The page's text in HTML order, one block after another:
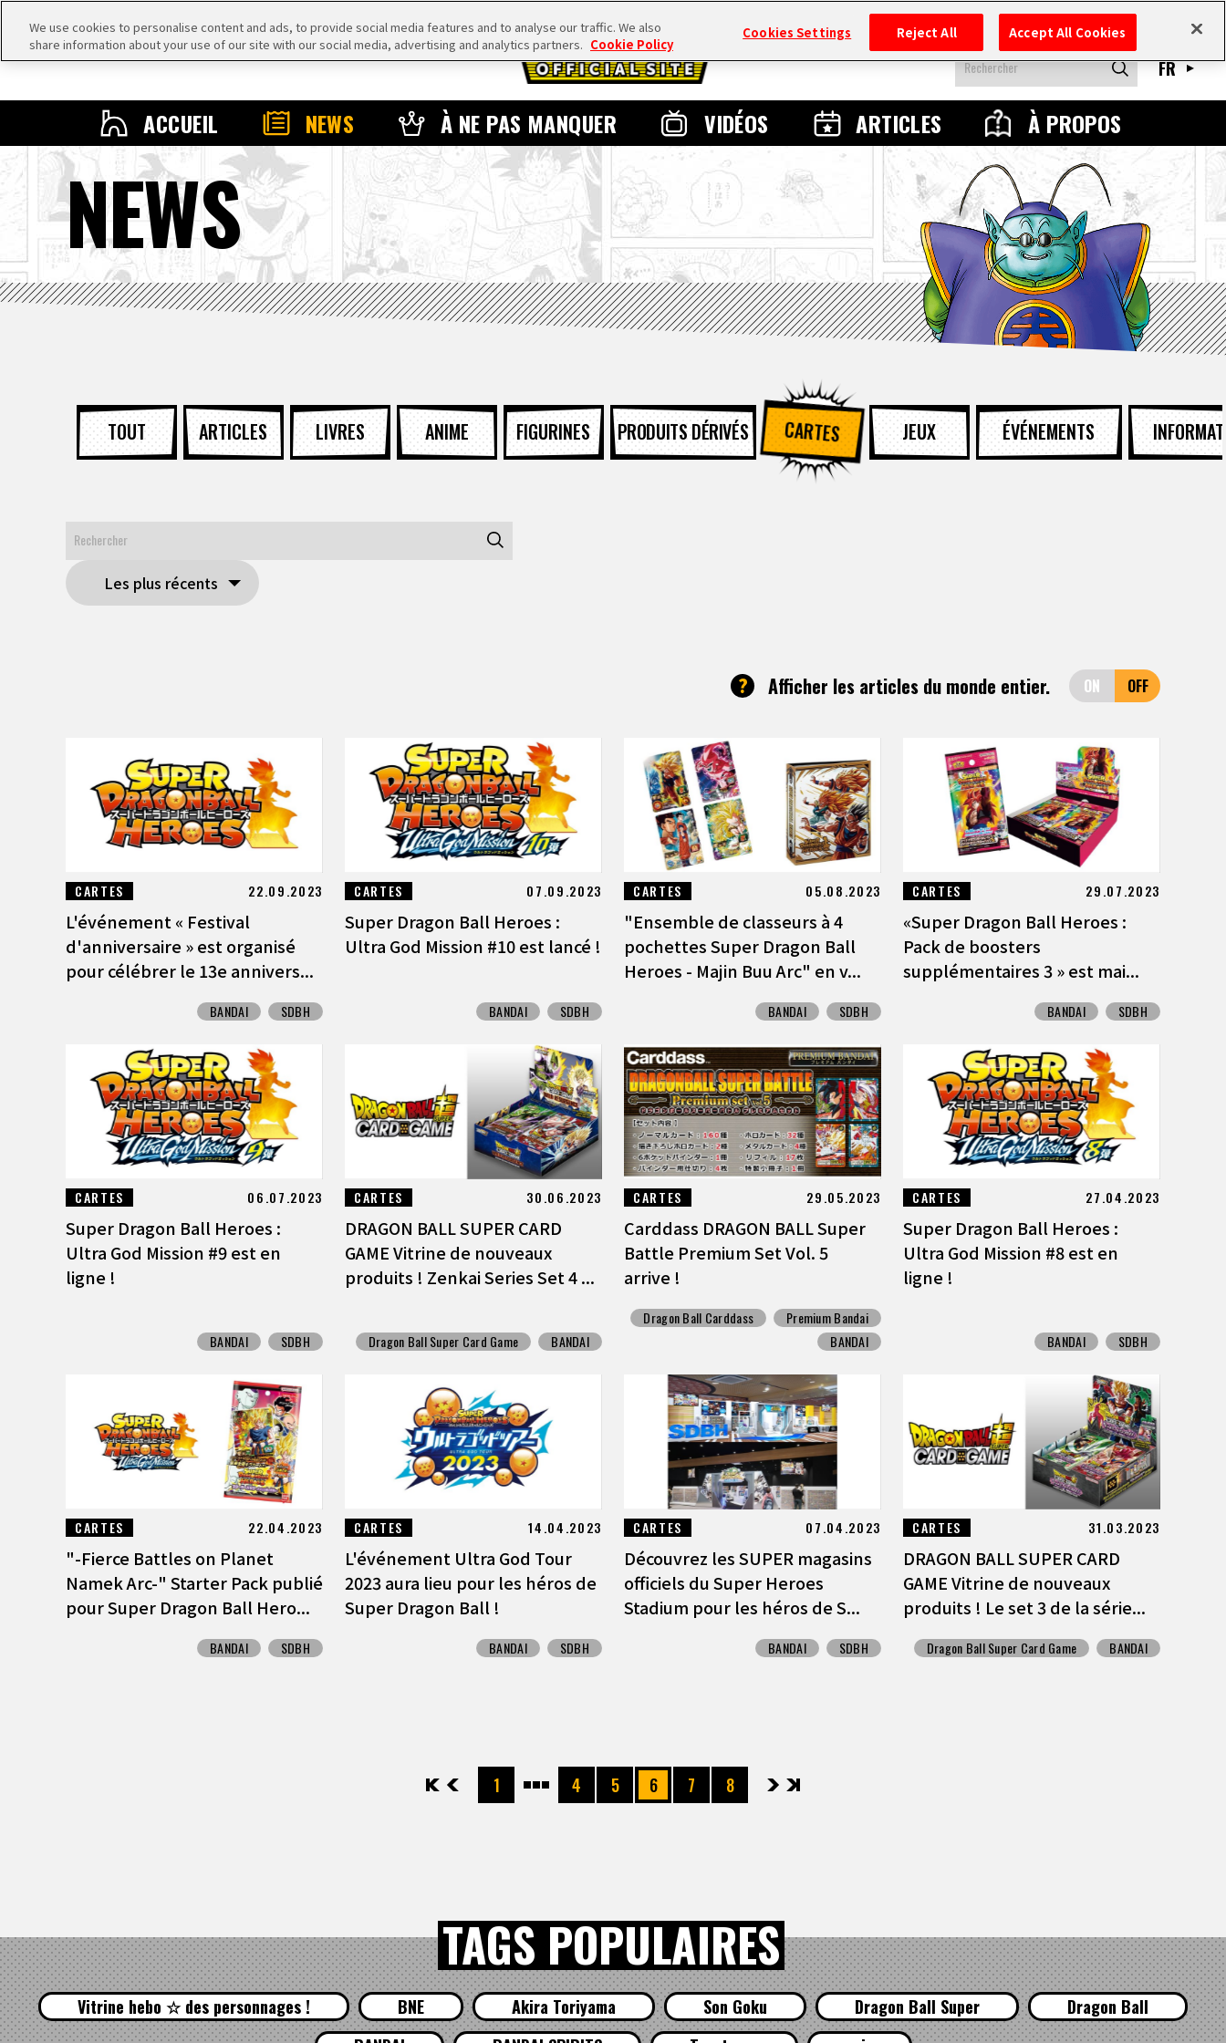
ACCUEIL NEWS À NE PAS MANQUER VIDÉOS ARTICLES À PROPOS
FR
NEWS
TOUT ARTICLES LIVRES ANIME FIGURINES PRODUITS DÉRIVÉS CARTES JEUX ÉVÉNEMENTS
Les plus récents
? Afficher les articles du monde entier.
CARTES 22.09.2023
L'événement « Festival
d'anniversaire » est organisé
pour célébrer le 13e annivers...
BANDAI SDBH
CARTES 07.09.2023
Super Dragon Ball Heroes :
Ultra God Mission #10 est lancé !
BANDAI SDBH
CARTES 05.08.2023
"Ensemble de classeurs à 4
pochettes Super Dragon Ball
Heroes - Majin Buu Arc" en v...
BANDAI SDBH
CARTES 29.07.2023
«Super Dragon Ball Heroes :
Pack de boosters
supplémentaires 3 » est mai...
BANDAI SDBH
CARTES 06.07.2023
Super Dragon Ball Heroes :
Ultra God Mission #9 est en
ligne !
BANDAI SDBH
CARTES 30.06.2023
DRAGON BALL SUPER CARD
GAME Vitrine de nouveaux
produits ! Zenkai Series Set 4 ...
Dragon Ball Super Card Game BANDAI
CARTES 29.05.2023
Carddass DRAGON BALL Super
Battle Premium Set Vol. 5
arrive !
Dragon Ball Carddass
Premium Bandai
BANDAI
CARTES 27.04.2023
Super Dragon Ball Heroes :
Ultra God Mission #8 est en
ligne !
BANDAI SDBH
CARTES 22.04.2023
"-Fierce Battles on Planet
Namek Arc-" Starter Pack publié
pour Super Dragon Ball Hero...
BANDAI SDBH
CARTES 14.04.2023
L'événement Ultra God Tour
2023 aura lieu pour les héros de
Super Dragon Ball !
BANDAI SDBH
CARTES 07.04.2023
Découvrez les SUPER magasins
officiels du Super Heroes
Stadium pour les héros de S...
BANDAI SDBH
CARTES 31.03.2023
DRAGON BALL SUPER CARD
GAME Vitrine de nouveaux
produits ! Le set 3 de la série...
Dragon Ball Super Card Game BANDAI
先頭 1 4 5 6 7 8 最後
TAGS POPULAIRES
Vitrine hebo ☆ des personnages ! BNE Akira Toriyama Son Goku Dragon Ball Super
Dragon Ball
We use cookies to personalise content and ads, to provide social media features and to analyse our traffic. We also
share information about your use of our site with our social media, advertising and analytics partners. Cookie Policy
Cookies Settings Reject All Accept All Cookies